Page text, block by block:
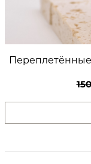
Переплетённые